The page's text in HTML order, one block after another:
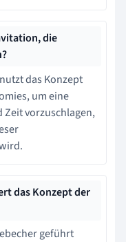
die
das Konzept
um eine
Zeit vorzuschlagen,
das Konzept der
geführt